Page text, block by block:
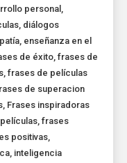
personal ,
, diálogos
, enseñanza en el
de éxito,frases de
,frases de películas
de superacion
, Frases inspiradoras
,frases
positivas,
, inteligencia